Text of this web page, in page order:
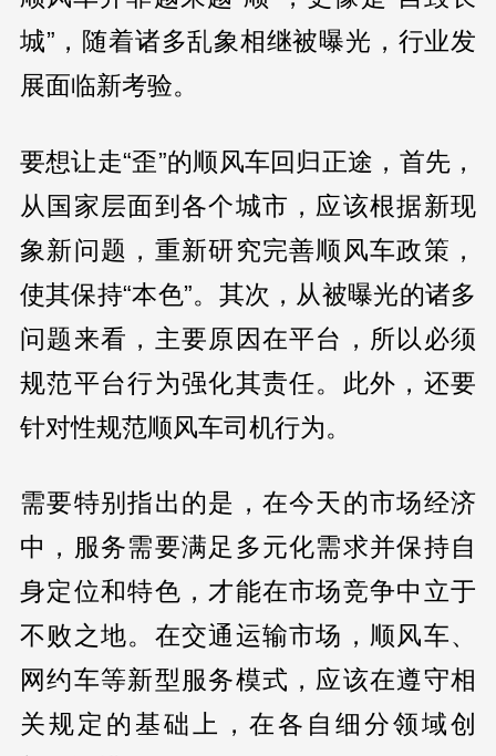
城”，随着诸多乱象相继被曝光，行业发
展面临新考验。
要想让走“歪”的顺风车回归正途，首先，
从国家层面到各个城市，应该根据新现
象新问题，重新研究完善顺风车政策，
使其保持“本色”。其次，从被曝光的诸多
问题来看，主要原因在平台，所以必须
规范平台行为强化其责任。此外，还要
针对性规范顺风车司机行为。
需要特别指出的是，在今天的市场经济
中，服务需要满足多元化需求并保持自
身定位和特色，才能在市场竞争中立于
不败之地。在交通运输市场，顺风车、
网约车等新型服务模式，应该在遵守相
关规定的基础上，在各自细分领域创